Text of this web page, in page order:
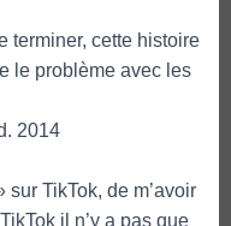
terminer, cette histoire
le problème avec les
2014
TikTok, de m’avoir
il n’y a pas que